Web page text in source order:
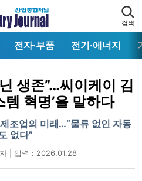
검색
전자·부품 전기·에너지
생존”…씨이케이 김
템 혁명’을 말하다
조업의 미래…“물류 없인 자동
없다”
| 입력 : 2026.01.28